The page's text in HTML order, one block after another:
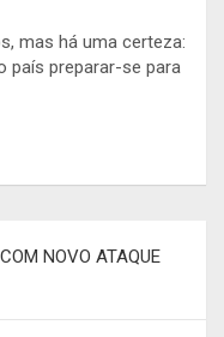
mas há uma certeza:
país preparar-se para
NOVO ATAQUE